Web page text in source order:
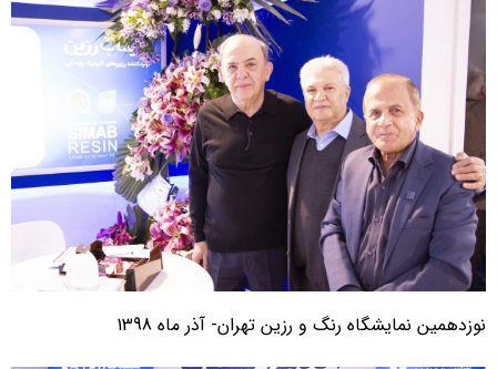
نوزدهمین نمایشگاه رنگ و رزین تهران- آذر ماه 1398